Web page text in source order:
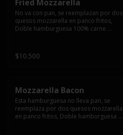
Fried Mozzarella
No va con pan, se reemplazan por dos
quesos mozzarella en panco fritos,
Doble hamburguesa 100% carne
$10.500
Mozzarella Bacon
Esta hamburguesa no lleva pan, se
reemplaza por dos quesos mozzarella
en panco fritos, Doble hamburguesa